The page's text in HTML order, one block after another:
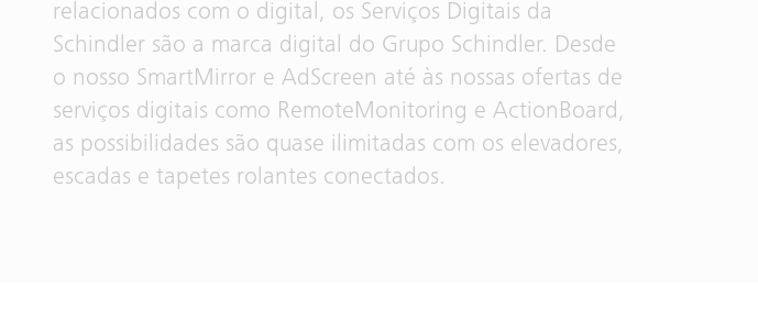
relacionados com o digital, os Serviços Digitais da
Schindler são a marca digital do Grupo Schindler. Desde
o nosso SmartMirror e AdScreen até às nossas ofertas de
serviços digitais como RemoteMonitoring e ActionBoard,
as possibilidades são quase ilimitadas com os elevadores,
escadas e tapetes rolantes conectados.